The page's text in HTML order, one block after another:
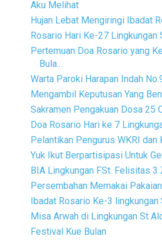
Aku Melihat
Hujan Lebat Mengiringi Ibadat
Rosario Hari Ke-27 Lingkungan
Pertemuan Doa Rosario yang
Bula...
Warta Paroki Harapan Indah
Mengambil Keputusan Yang
Sakramen Pengakuan Dosa 25
Doa Rosario Hari ke 7
Pelantikan Pengurus WKRI dan
Yuk Ikut Berpartisipasi Untuk
BIA Lingkungan FSt. Felisitas 3
Persembahan Memakai
Ibadat Rosario Ke-3 lingkungan
Misa Arwah di Lingkungan St
Festival Kue Bulan